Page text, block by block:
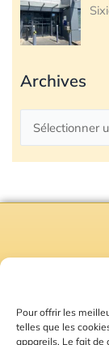
Pour offrir les
telles que les
appareils. Le fait de
Archives